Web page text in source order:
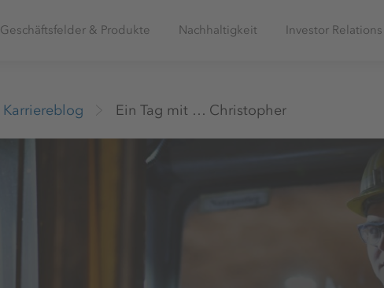
Geschäftsfelder & Produkte Nachhaltigkeit Investor Relations
Karriereblog Ein Tag mit … Christopher